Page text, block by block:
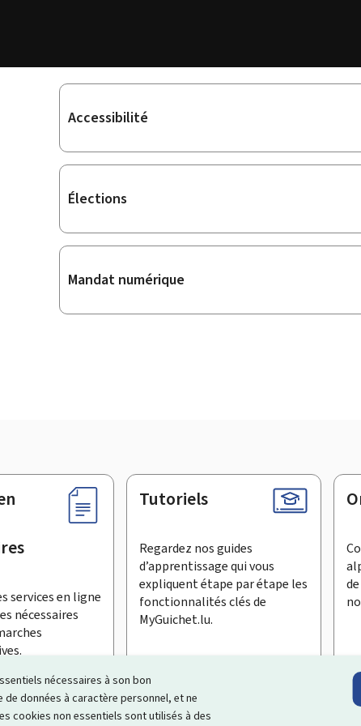
nécessaires à son bon
données à caractère personnel, et ne
cookies non essentiels sont utilisés à des
Sous-
Accessibilité
Élections
Mandat numérique
services en ligne
nécessaires
Tutoriels
Regardez nos guides
d’apprentissage qui vous
expliquent étape par étape les
fonctionnalités clés de
MyGuichet.lu.
S’inscrire à la newsletter